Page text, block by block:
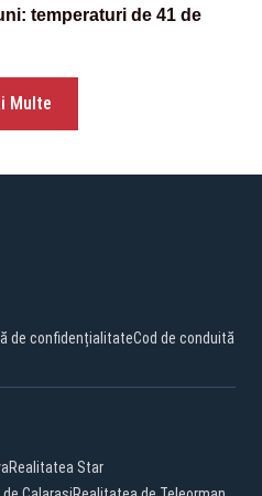
temperaturi de 41 de
Multe
de confidențialitateCod de conduită
Realitatea Star